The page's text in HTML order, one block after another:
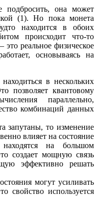
подбросить, она может
(1). Но пока монета
находится в обоих
происходит что-то
реальное физическое
основываясь на
в нескольких
позволяет квантовому
параллельно,
комбинаций данных
запутаны, то изменение
влияет на состояние
на большом
создает мощную связь
эффективно решать
могут усиливать
свойство используется